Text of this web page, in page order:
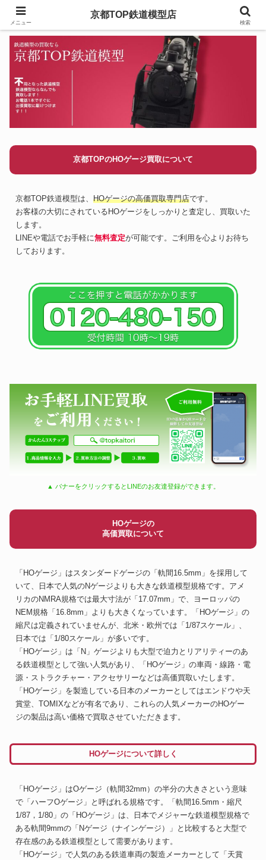
京都TOPのHOゲージ買取について
京都TOP鉄道模型は、 HOゲージの高価買取専門店です。
お客様の大切にされているHOゲージをしっかりと査定し、買取いた
します。
LINEや電話でお手軽に無料査定が可能です。ご利用を心よりお待ち
しております。
▲ バナーをクリックするとLINEのお友達登録ができます。
HOゲージの
高価買取について
「HOゲージ」はスタンダードゲージの「軌間16.5mm」を採用して
いて、日本で人気のNゲージよりも大きな鉄道模型規格です。アメ
リカのNMRA規格では最大寸法が「17.07mm」で、ヨーロッパの
NEM規格「16.8mm」よりも大きくなっています。「HOゲージ」の
縮尺は定義されていませんが、北米・欧州では「1/87スケール」、
日本では「1/80スケール」が多いです。
「HOゲージ」は「N」ゲージよりも大型で迫力とリアリティーのあ
る鉄道模型として強い人気があり、「HOゲージ」の車両・線路・電
源・ストラクチャー・アクセサリーなどは高価買取いたします。
「HOゲージ」を製造している日本のメーカーとしてはエンドウや天
賞堂、TOMIXなどが有名であり、これらの人気メーカーのHOゲー
ジの製品は高い価格で買取させていただきます。
HOゲージについて詳しく
「HOゲージ」はOゲージ（軌間32mm）の半分の大きさという意味
で「ハーフOゲージ」と呼ばれる規格です。「軌間16.5mm・縮尺
1/87，1/80」の「HOゲージ」は、日本でメジャーな鉄道模型規格で
ある軌間9mmの「Nゲージ（ナインゲージ）」と比較すると大型で
存在感のある鉄道模型として需要があります。
「HOゲージ」で人気のある鉄道車両の製造メーカーとして「天賞
メニュー
京都TOP鉄道模型店
検索